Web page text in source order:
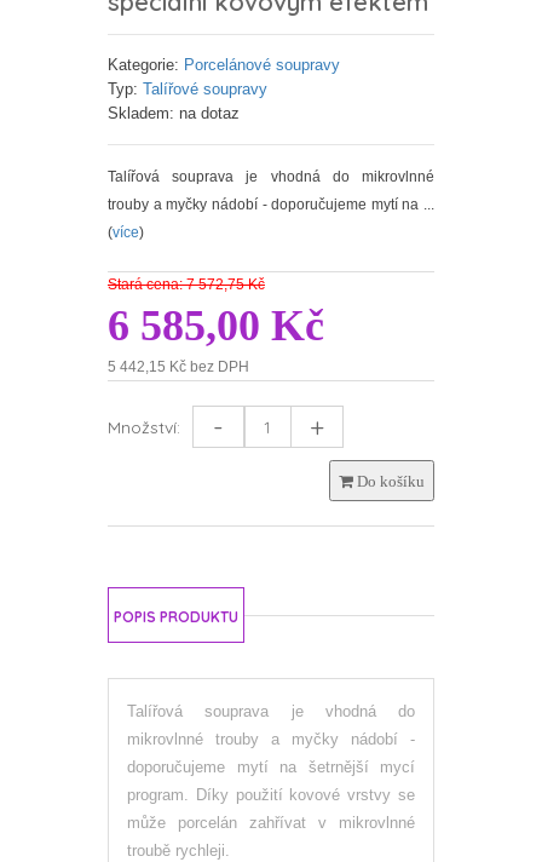
Kategorie: Porcelánové soupravy
Typ: Talířové soupravy
Skladem: na dotaz
Talířová souprava je vhodná do mikrovlnné
trouby a myčky nádobí - doporučujeme mytí na ...
(více)
Stará cena: 7 572,75 Kč
6 585,00 Kč
5 442,15 Kč bez DPH
Množství: - +
Do košíku
POPIS PRODUKTU
Talířová souprava je vhodná do
mikrovlnné trouby a myčky nádobí -
doporučujeme mytí na šetrnější mycí
program. Díky použití kovové vrstvy se
může porcelán zahřívat v mikrovlnné
troubě rychleji.